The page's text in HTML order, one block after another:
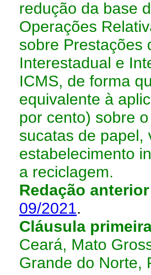
redução da base
Operações
sobre Prestações
Interestadual e
ICMS, de forma
equivalente à
por cento) sobre
sucatas de papel,
estabelecimento
a reciclagem.
Redação
09/2021.
Cláusula
Ceará, Mato
Grande do Norte,